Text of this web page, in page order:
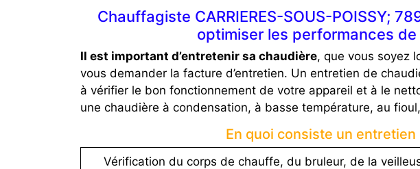
Chauffagiste CARRIERES-SOUS-POISSY;
optimiser les performances
Il est important d’entretenir sa chaudière, que vous soyez
vous demander la facture d’entretien. Un entretien de
à vérifier le bon fonctionnement de votre appareil et à le
une chaudière à condensation, à basse température, au
En quoi consiste un entretien
Vérification du corps de chauffe, du bruleur, de la